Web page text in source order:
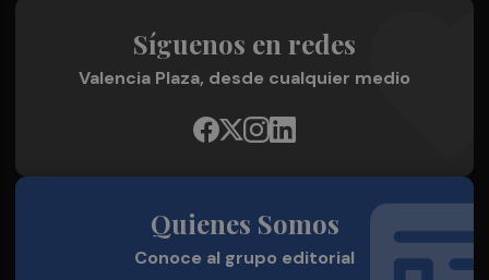
Síguenos en redes
Valencia Plaza, desde cualquier medio
Quienes Somos
Conoce al grupo editorial